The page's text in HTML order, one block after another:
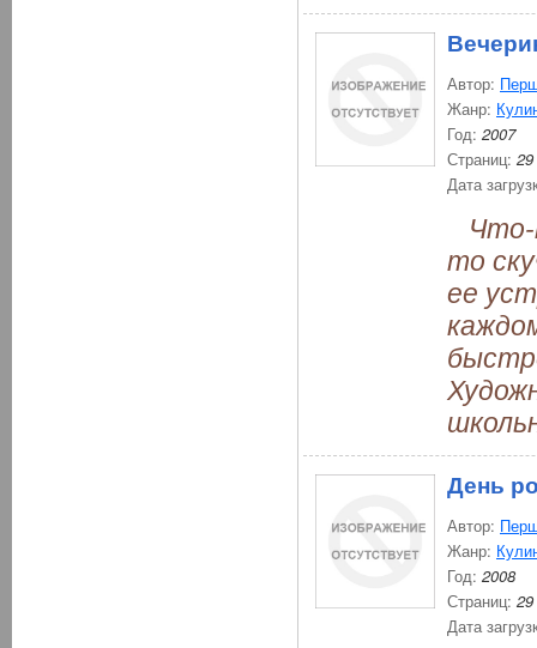
Автор:
Жанр:
Год: 2007
Страниц: 29
Дата
Что-
то
ее
День
Автор:
Жанр:
Год: 2008
Страниц: 29
Дата